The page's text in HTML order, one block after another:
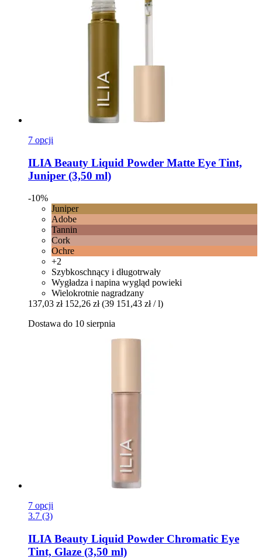
7 opcji
ILIA Beauty Liquid Powder Matte Eye Tint,
Juniper (3,50 ml)
-10%
Juniper
Adobe
Tannin
Cork
Ochre
+2
Szybkoschnący i długotrwały
Wygładza i napina wygląd powieki
Wielokrotnie nagradzany
137,03 zł 152,26 zł (39 151,43 zł / l)
Dostawa do 10 sierpnia
7 opcji
3.7 (3)
ILIA Beauty Liquid Powder Chromatic Eye
Tint, Glaze (3,50 ml)